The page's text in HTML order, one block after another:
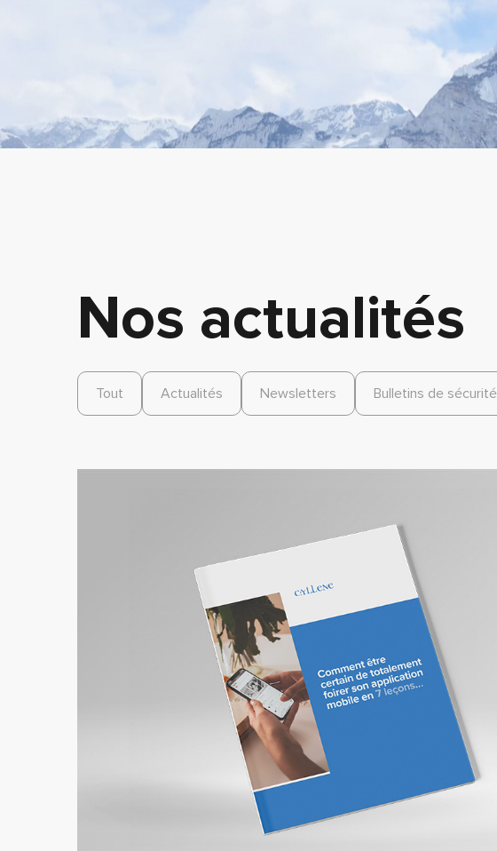
Nos actualités
Tout Actualités Newsletters Bulletins de sécurité